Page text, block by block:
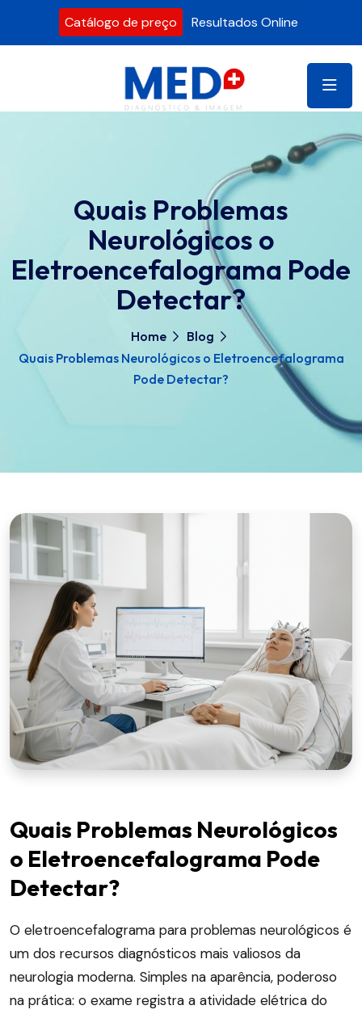
Catálogo de preço Resultados Online
Quais Problemas
Neurológicos o
Eletroencefalograma Pode
Detectar?
Home
Blog
Quais Problemas Neurológicos o Eletroencefalograma
Pode Detectar?
Quais Problemas Neurológicos
o Eletroencefalograma Pode
Detectar?
O eletroencefalograma para problemas neurológicos é
um dos recursos diagnósticos mais valiosos da
neurologia moderna. Simples na aparência, poderoso
na prática: o exame registra a atividade elétrica do